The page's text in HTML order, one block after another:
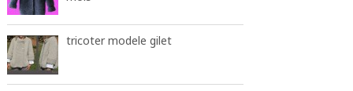
tricoter modele gilet